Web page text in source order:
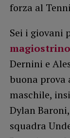
forza al
Sei i giovani
magiostrino
Dernini e
buona prova
maschile,
Dylan
squadra